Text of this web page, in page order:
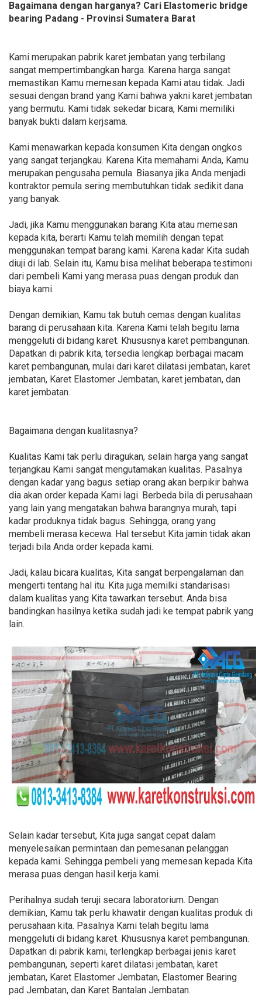
Bagaimana dengan harganya? Cari Elastomeric bridge
bearing Padang - Provinsi Sumatera Barat
Kami merupakan pabrik karet jembatan yang terbilang
sangat mempertimbangkan harga. Karena harga sangat
memastikan Kamu memesan kepada Kami atau tidak. Jadi
sesuai dengan brand yang Kami bahwa yakni karet jembatan
yang bermutu. Kami tidak sekedar bicara, Kami memiliki
banyak bukti dalam kerjsama.
Kami menawarkan kepada konsumen Kita dengan ongkos
yang sangat terjangkau. Karena Kita memahami Anda, Kamu
merupakan pengusaha pemula. Biasanya jika Anda menjadi
kontraktor pemula sering membutuhkan tidak sedikit dana
yang banyak.
Jadi, jika Kamu menggunakan barang Kita atau memesan
kepada kita, berarti Kamu telah memilih dengan tepat
menggunakan tempat barang kami. Karena kadar Kita sudah
diuji di lab. Selain itu, Kamu bisa melihat beberapa testimoni
dari pembeli Kami yang merasa puas dengan produk dan
biaya kami.
Dengan demikian, Kamu tak butuh cemas dengan kualitas
barang di perusahaan kita. Karena Kami telah begitu lama
menggeluti di bidang karet. Khususnya karet pembangunan.
Dapatkan di pabrik kita, tersedia lengkap berbagai macam
karet pembangunan, mulai dari karet dilatasi jembatan, karet
jembatan, Karet Elastomer Jembatan, karet jembatan, dan
karet jembatan.
Bagaimana dengan kualitasnya?
Kualitas Kami tak perlu diragukan, selain harga yang sangat
terjangkau Kami sangat mengutamakan kualitas. Pasalnya
dengan kadar yang bagus setiap orang akan berpikir bahwa
dia akan order kepada Kami lagi. Berbeda bila di perusahaan
yang lain yang mengatakan bahwa barangnya murah, tapi
kadar produknya tidak bagus. Sehingga, orang yang
membeli merasa kecewa. Hal tersebut Kita jamin tidak akan
terjadi bila Anda order kepada kami.
Jadi, kalau bicara kualitas, Kita sangat berpengalaman dan
mengerti tentang hal itu. Kita juga memilki standarisasi
dalam kualitas yang Kita tawarkan tersebut. Anda bisa
bandingkan hasilnya ketika sudah jadi ke tempat pabrik yang
lain.
Selain kadar tersebut, Kita juga sangat cepat dalam
menyelesaikan permintaan dan pemesanan pelanggan
kepada kami. Sehingga pembeli yang memesan kepada Kita
merasa puas dengan hasil kerja kami.
Perihalnya sudah teruji secara laboratorium. Dengan
demikian, Kamu tak perlu khawatir dengan kualitas produk di
perusahaan kita. Pasalnya Kami telah begitu lama
menggeluti di bidang karet. Khususnya karet pembangunan.
Dapatkan di pabrik kami, terlengkap berbagai jenis karet
pembangunan, seperti karet dilatasi jembatan, karet
jembatan, Karet Elastomer Jembatan, Elastomer Bearing
pad Jembatan, dan Karet Bantalan Jembatan.